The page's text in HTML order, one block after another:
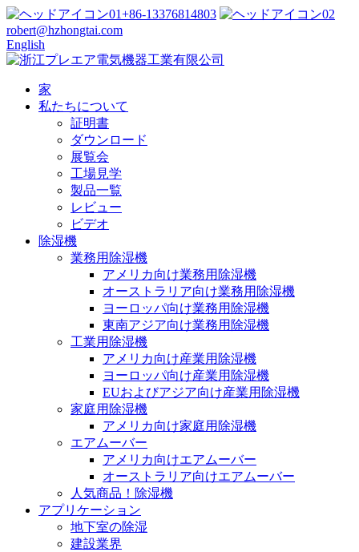
+86-13376814803
robert@hzhongtai.com
English
家
私たちについて
証明書
ダウンロード
展覧会
工場見学
製品一覧
レビュー
ビデオ
除湿機
業務用除湿機
アメリカ向け業務用除湿機
オーストラリア向け業務用除湿機
ヨーロッパ向け業務用除湿機
東南アジア向け業務用除湿機
工業用除湿機
アメリカ向け産業用除湿機
ヨーロッパ向け産業用除湿機
EUおよびアジア向け産業用除湿機
家庭用除湿機
アメリカ向け家庭用除湿機
エアムーバー
アメリカ向けエアムーバー
オーストラリア向けエアムーバー
人気商品！除湿機
アプリケーション
地下室の除湿
建設業界